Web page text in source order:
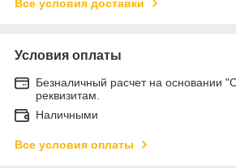
Все условия доставки
Условия оплаты
Безналичный расчет на основании
реквизитам.
Наличными
Все условия оплаты